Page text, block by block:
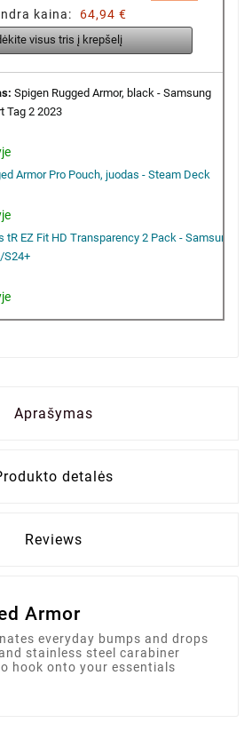
kaina:
64,94 €
visus tris į krepšelį
Spigen Rugged Armor, black - Samsung
Tag 2 2023
Armor Pro Pouch, juodas - Steam Deck
tR EZ Fit HD Transparency 2 Pack - Samsung
S24+
Aprašymas
detalės
Reviews
Armor
everyday bumps and drops
stainless steel carabiner
hook onto your essentials